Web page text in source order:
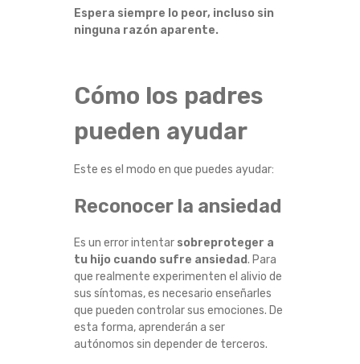
Espera siempre lo peor, incluso sin
ninguna razón aparente.
Cómo los padres
pueden ayudar
Este es el modo en que puedes ayudar:
Reconocer la ansiedad
Es un error intentar sobreproteger a
tu hijo cuando sufre ansiedad. Para
que realmente experimenten el alivio de
sus síntomas, es necesario enseñarles
que pueden controlar sus emociones. De
esta forma, aprenderán a ser
autónomos sin depender de terceros.